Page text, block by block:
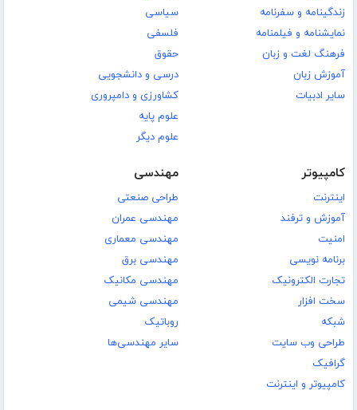
زندگینامه و سفرنامه
نمایشنامه و فیلمنامه
فرهنگ لغت و زبان
آموزش زبان
سایر ادبیات
سیاسی
فلسفی
حقوق
درسی و دانشجویی
کشاورزی و دامپروری
علوم پایه
علوم دیگر
کامپیوتر
اینترنت
آموزش و ترفند
امنیت
برنامه نویسی
تجارت الکترونیک
سخت افزار
شبکه
طراحی وب سایت
گرافیک
کامپیوتر و اینترنت
مهندسی
طراحی صنعتی
مهندسی عمران
مهندسی معماری
مهندسی برق
مهندسی مکانیک
مهندسی شیمی
روباتیک
سایر مهندسی‌ها